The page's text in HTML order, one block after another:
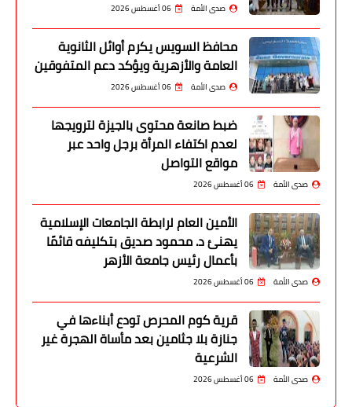
صدى الأمة 06 أغسطس 2026
محافظ السويس يكرم أوائل الثانوية
العامة والأزهرية ويؤكد دعم المتفوقين
صدى الأمة 06 أغسطس 2026
ضبط صانعة محتوى بالجيزة لترويجها
لعدم اكتفاء المرأة برجل واحد عبر
مواقع التواصل
صدى الأمة 06 أغسطس 2026
الأمين العام لرابطة الجامعات الإسلامية
يهنئ د. محمود صديق بتكليفه قائمًا
بأعمال رئيس جامعة الأزهر
صدى الأمة 06 أغسطس 2026
قرية كوم المحرص تودع أبناءها في
جنازة بلا جثامين بعد مأساة الهجرة غير
الشرعية
صدى الأمة 06 أغسطس 2026